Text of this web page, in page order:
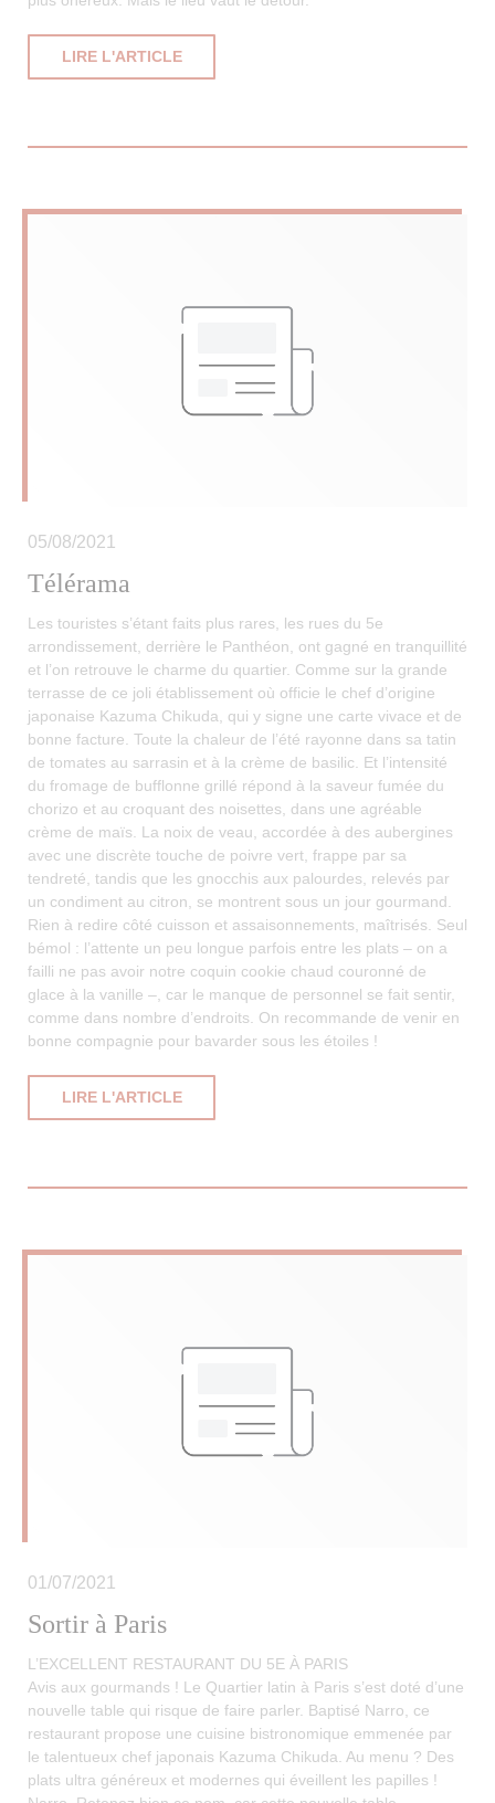
LIRE L'ARTICLE((OUVRE UNE NOUVELLE FENÊTRE))
Télérama
05/08/2021
Les touristes s’étant faits plus rares, les rues du 5e
arrondissement, derrière le Panthéon, ont gagné en tranquillité
et l’on retrouve le charme du quartier. Comme sur la grande
terrasse de ce joli établissement où officie le chef d’origine
japonaise Kazuma Chikuda, qui y signe une carte vivace et de
bonne facture. Toute la chaleur de l’été rayonne dans sa tatin
de tomates au sarrasin et à la crème de basilic. Et l’intensité
du fromage de bufflonne grillé répond à la saveur fumée du
chorizo et au croquant des noisettes, dans une agréable
crème de maïs. La noix de veau, accordée à des aubergines
avec une discrète touche de poivre vert, frappe par sa
tendreté, tandis que les gnocchis aux palourdes, relevés par
un condiment au citron, se montrent sous un jour gourmand.
Rien à redire côté cuisson et assaisonnements, maîtrisés. Seul
bémol : l’attente un peu longue parfois entre les plats – on a
failli ne pas avoir notre coquin cookie chaud couronné de
glace à la vanille –, car le manque de personnel se fait sentir,
comme dans nombre d’endroits. On recommande de venir en
bonne compagnie pour bavarder sous les étoiles !
LIRE L'ARTICLE((OUVRE UNE NOUVELLE FENÊTRE))
Sortir à Paris
01/07/2021
L’EXCELLENT RESTAURANT DU 5E À PARIS
Avis aux gourmands ! Le Quartier latin à Paris s’est doté d’une
nouvelle table qui risque de faire parler. Baptisé Narro, ce
restaurant propose une cuisine bistronomique emmenée par
le talentueux chef japonais Kazuma Chikuda. Au menu ? Des
plats ultra généreux et modernes qui éveillent les papilles !